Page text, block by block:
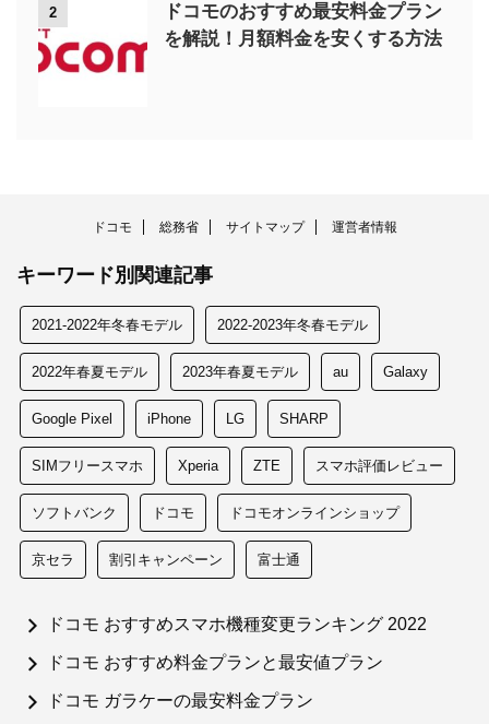
2
ドコモのおすすめ最安料金プラン
を解説！月額料金を安くする方法
ドコモ 総務省 サイトマップ 運営者情報
キーワード別関連記事
2021-2022年冬春モデル 2022-2023年冬春モデル
2022年春夏モデル 2023年春夏モデル au Galaxy
Google Pixel iPhone LG SHARP
SIMフリースマホ Xperia ZTE スマホ評価レビュー
ソフトバンク ドコモ ドコモオンラインショップ
京セラ 割引キャンペーン 富士通
ドコモ おすすめスマホ機種変更ランキング 2022
ドコモ おすすめ料金プランと最安値プラン
ドコモ ガラケーの最安料金プラン